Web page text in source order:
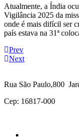
Atualmente, a Índia
Vigilância 2025 da
onde é mais difícil ser
país estava na 31ª
Prev
Next
Rua São Paulo,800
Cep: 16817-000